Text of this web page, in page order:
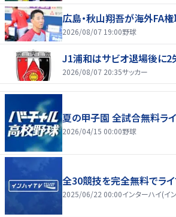
広島・秋山翔吾が海外FA
2026/08/07 19:00野球
J1浦和はサビオ退場後に2
2026/08/07 20:35サッカー
夏の甲子園 全試合無料ライ
2026/04/15 00:00野球
全30競技を完全無料でライ
2025/06/22 00:00インターハイ(イ